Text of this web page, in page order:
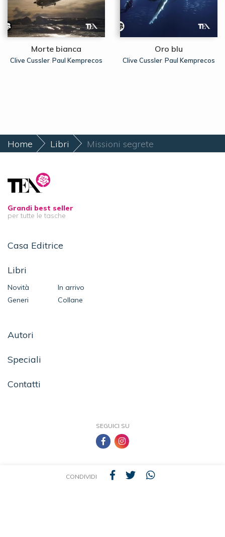
Morte bianca
Clive Cussler, Paul Kemprecos
Oro blu
Clive Cussler, Paul Kemprecos
CONDIVIDI
Home Libri Missioni segrete
Grandi best seller
per tutte le tasche
Casa Editrice
Libri
Novità
In arrivo
Generi
Collane
Autori
Speciali
Contatti
SEGUICI SU